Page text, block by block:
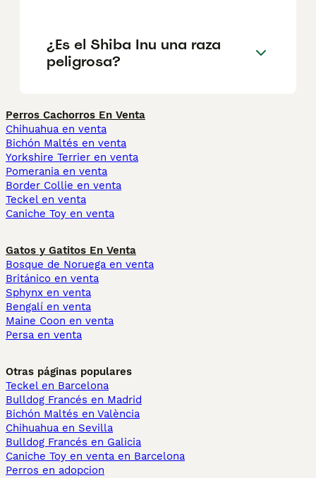
¿Es el Shiba Inu una raza
peligrosa?
Perros Cachorros En Venta
Chihuahua en venta
Bichón Maltés en venta
Yorkshire Terrier en venta
Pomerania en venta
Border Collie en venta
Teckel en venta
Caniche Toy en venta
Gatos y Gatitos En Venta
Bosque de Noruega en venta
Británico en venta
Sphynx en venta
Bengalí en venta
Maine Coon en venta
Persa en venta
Otras páginas populares
Teckel en Barcelona
Bulldog Francés en Madrid
Bichón Maltés en València
Chihuahua en Sevilla
Bulldog Francés en Galicia
Caniche Toy en venta en Barcelona
Perros en adopcion